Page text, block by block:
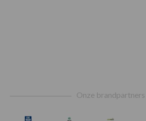
Onze brandpartners